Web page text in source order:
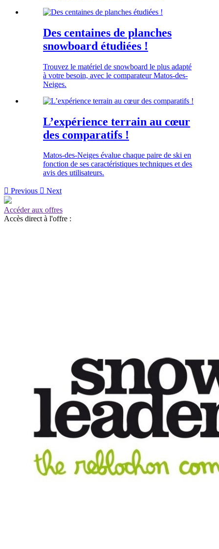
Des centaines de planches
snowboard étudiées !
Trouvez le matériel de snowboard le plus adapté
à votre besoin, avec le comparateur Matos-des-
Neiges.
L’expérience terrain au cœur
des comparatifs !
Matos-des-Neiges évalue chaque paire de ski en
fonction de ses caractéristiques techniques et des
avis des utilisateurs.
 Previous  Next
Accéder aux offres
Accès direct à l'offre :